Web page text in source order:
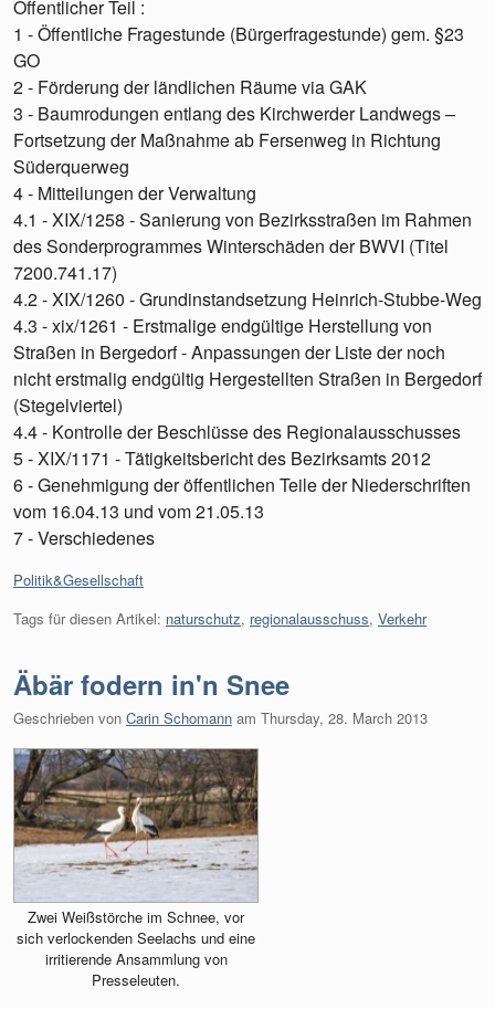
Öffentlicher Teil :
1 - Öffentliche Fragestunde (Bürgerfragestunde) gem. §23
GO
2 - Förderung der ländlichen Räume via GAK
3 - Baumrodungen entlang des Kirchwerder Landwegs –
Fortsetzung der Maßnahme ab Fersenweg in Richtung
Süderquerweg
4 - Mitteilungen der Verwaltung
4.1 - XIX/1258 - Sanierung von Bezirksstraßen im Rahmen
des Sonderprogrammes Winterschäden der BWVI (Titel
7200.741.17)
4.2 - XIX/1260 - Grundinstandsetzung Heinrich-Stubbe-Weg
4.3 - xix/1261 - Erstmalige endgültige Herstellung von
Straßen in Bergedorf - Anpassungen der Liste der noch
nicht erstmalig endgültig Hergestellten Straßen in Bergedorf
(Stegelviertel)
4.4 - Kontrolle der Beschlüsse des Regionalausschusses
5 - XIX/1171 - Tätigkeitsbericht des Bezirksamts 2012
6 - Genehmigung der öffentlichen Teile der Niederschriften
vom 16.04.13 und vom 21.05.13
7 - Verschiedenes
Kategorien:
Politik&Gesellschaft
Tags für diesen Artikel: naturschutz, regionalausschuss, Verkehr
Äbär fodern in'n Snee
Geschrieben von Carin Schomann am Thursday, 28. March 2013
Zwei Weißstörche im Schnee, vor
sich verlockenden Seelachs und eine
irritierende Ansammlung von
Presseleuten.